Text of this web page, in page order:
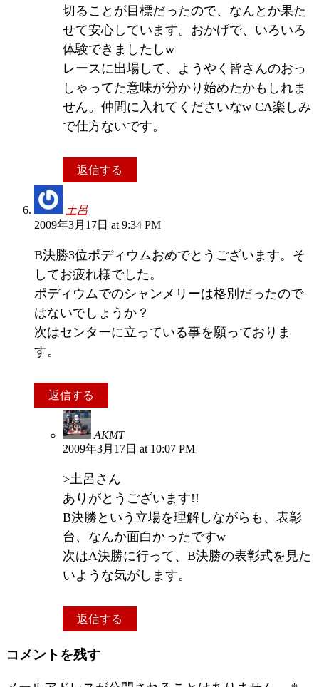
切ることが目標だったので、なんとか果た
せて安心しています。おかげで、いろいろ
体験できましたしw
レースに出場して、ようやく皆さんのおっ
しゃってた意味が分かり始めたかもしれま
せん。仲間に入れてくださいなw CA楽しみ
で仕方ないです。
返信する
土呂
2009年3月17日 at 9:34 PM
B決勝3位ポディウムおめでとうございます。そ
してお疲れ様でした。
ポディウムでのシャンメリーは格別だったので
はないでしょうか？
次はセンターに立っている事を願っておりま
す。
返信する
AKMT
2009年3月17日 at 10:07 PM
>土呂さん
ありがとうございます!!
B決勝という立場を理解しながらも、表彰
台、なんか面白かったですw
次はA決勝に行って、B決勝の表彰式を見た
いような気がします。
返信する
コメントを残す